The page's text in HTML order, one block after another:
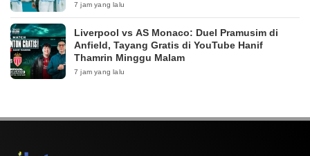
7 jam yang lalu
Liverpool vs AS Monaco: Duel Pramusim di
Anfield, Tayang Gratis di YouTube Hanif
Thamrin Minggu Malam
7 jam yang lalu